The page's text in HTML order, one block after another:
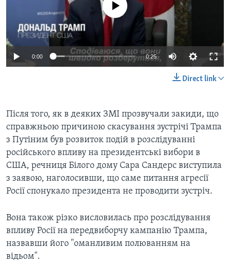
0:00 0:25
Direct link
Після того, як в деяких ЗМІ прозвучали закиди, що
справжньою причиною скасування зустрічі Трампа
з Путіним був розвиток подій в розслідуванні
російського впливу на президентські вибори в
США, речниця Білого дому Сара Сандерс виступила
з заявою, наголосивши, що саме питання агресії
Росії спонукало президента не проводити зустріч.
Вона також різко висловилась про розслідування
впливу Росії на передвиборчу кампанію Трампа,
назвавши його "оманливим полюванням на
відьом".